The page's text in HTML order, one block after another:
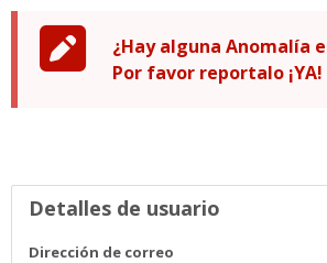
Estudiantes
¿Hay alguna Anomalía
Por favor reportalo ¡YA!
Detalles de usuario
Dirección de correo